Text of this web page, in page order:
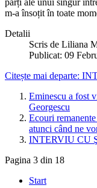
părți ale unui singur
m-a însoțit în toate
Detalii
Scris de Liliana
Publicat: 09
Citește mai departe:
Eminescu a fost
Georgescu
Ecouri
atunci când ne
INTERVIU CU
Pagina 3 din 18
Start